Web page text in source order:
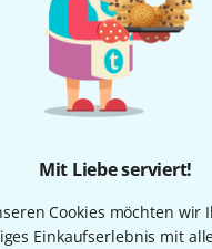
Mit Liebe serviert!
Cookies möchten wir
Einkaufserlebnis mit
sehr praktisch hat sich
Die Stative
verpackt werden. Ein
Material ist
ich eine kleine Innentasche
BEWERTUNG MELDEN